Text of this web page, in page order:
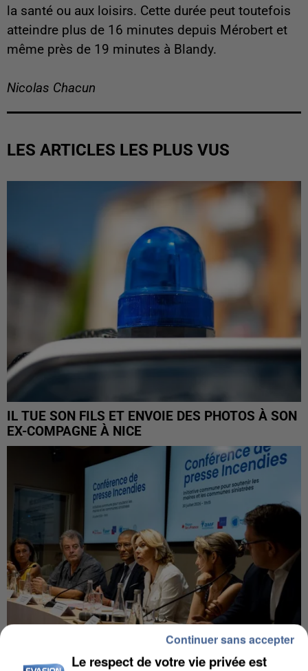
la santé ou aux loisirs. Cette durée peut toutefois
atteindre plus de 16 minutes depuis Mérobert et
même près de 19 minutes à Blandy.
Nicolas Chacun
LES ARTICLES LES PLUS VUS
IL TUE SON FILS ET ENVOIE DES PHOTOS À SON
EX-COMPAGNE À NICE
Le respect de votre vie privée est
Continuer sans accepter